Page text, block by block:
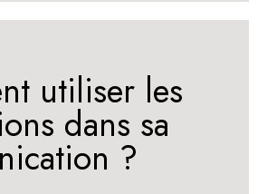
utiliser les
dans sa
?